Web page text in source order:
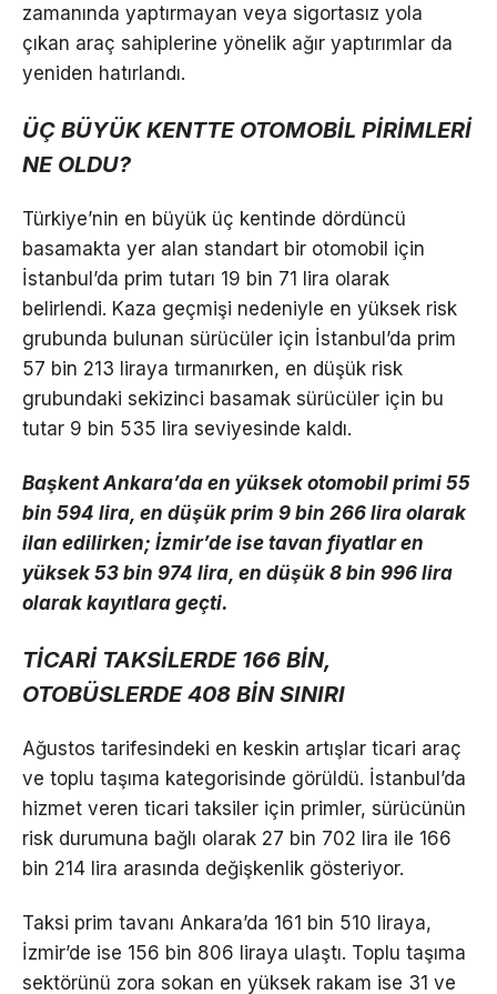
zamanında yaptırmayan veya sigortasız yola
çıkan araç sahiplerine yönelik ağır yaptırımlar da
yeniden hatırlandı.
ÜÇ BÜYÜK KENTTE OTOMOBİL PİRİMLERİ
NE OLDU?
Türkiye’nin en büyük üç kentinde dördüncü
basamakta yer alan standart bir otomobil için
İstanbul’da prim tutarı 19 bin 71 lira olarak
belirlendi. Kaza geçmişi nedeniyle en yüksek risk
grubunda bulunan sürücüler için İstanbul’da prim
57 bin 213 liraya tırmanırken, en düşük risk
grubundaki sekizinci basamak sürücüler için bu
tutar 9 bin 535 lira seviyesinde kaldı.
Başkent Ankara’da en yüksek otomobil primi 55
bin 594 lira, en düşük prim 9 bin 266 lira olarak
ilan edilirken; İzmir’de ise tavan fiyatlar en
yüksek 53 bin 974 lira, en düşük 8 bin 996 lira
olarak kayıtlara geçti.
TİCARİ TAKSİLERDE 166 BİN,
OTOBÜSLERDE 408 BİN SINIRI
Ağustos tarifesindeki en keskin artışlar ticari araç
ve toplu taşıma kategorisinde görüldü. İstanbul’da
hizmet veren ticari taksiler için primler, sürücünün
risk durumuna bağlı olarak 27 bin 702 lira ile 166
bin 214 lira arasında değişkenlik gösteriyor.
Taksi prim tavanı Ankara’da 161 bin 510 liraya,
İzmir’de ise 156 bin 806 liraya ulaştı. Toplu taşıma
sektörünü zora sokan en yüksek rakam ise 31 ve